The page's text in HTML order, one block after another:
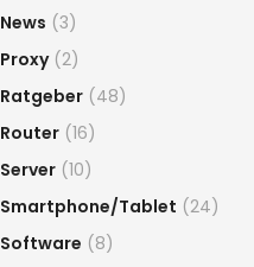
News (3)
Proxy(2)
Ratgeber (48)
Router (16)
Server (10)
Smartphone/Tablet (24)
Software (8)